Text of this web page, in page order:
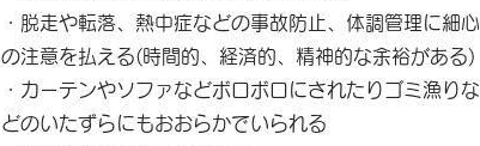
・脱走や転落、熱中症などの事故防止、体調管理に細心
の注意を払える(時間的、経済的、精神的な余裕がある)
・カーテンやソファなどボロボロにされたりゴミ漁りな
どのいたずらにもおおらかでいられる